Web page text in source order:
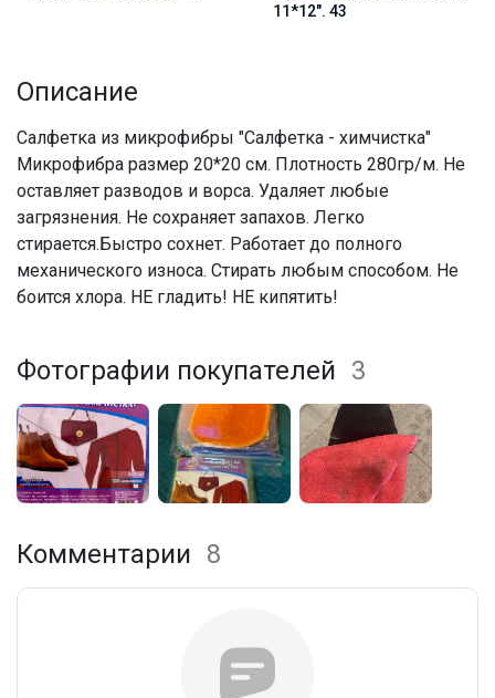
11*12". 43
Описание
Салфетка из микрофибры "Салфетка - химчистка"
Микрофибра размер 20*20 см. Плотность 280гр/м. Не
оставляет разводов и ворса. Удаляет любые
загрязнения. Не сохраняет запахов. Легко
стирается.Быстро сохнет. Работает до полного
механического износа. Стирать любым способом. Не
боится хлора. НЕ гладить! НЕ кипятить!
Фотографии покупателей 3
Комментарии 8